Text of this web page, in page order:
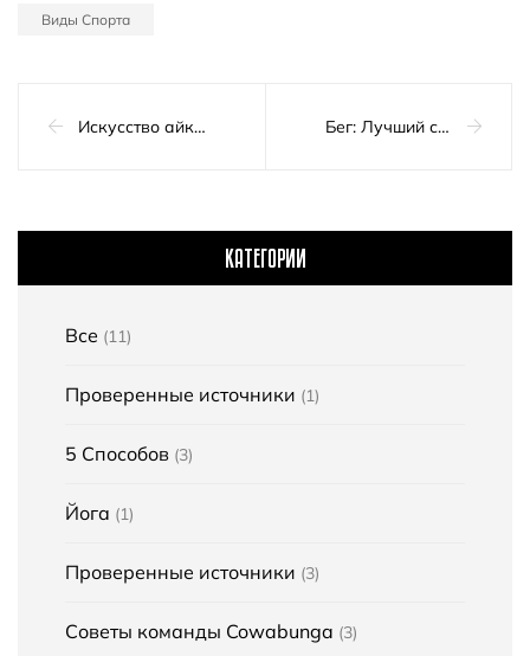
Виды Спорта
Искусство айкидо: Руководство по этой японской боевой науке Бег: Лучший способ привести себя в форму и оставаться здоровым
КАТЕГОРИИ
Все (11)
Проверенные источники (1)
5 Способов (3)
Йога (1)
Проверенные источники (3)
Советы команды Cowabunga (3)